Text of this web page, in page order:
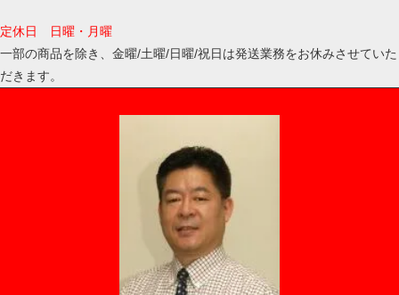
定休日 日曜・月曜
一部の商品を除き、金曜/土曜/日曜/祝日は発送業務をお休みさせていた
だきます。